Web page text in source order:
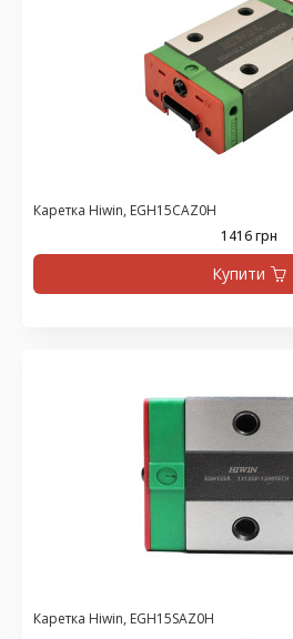
Каретка Hiwin, EGH15CAZ0H
1416 грн
Купити
Каретка Hiwin, EGH15SAZ0H